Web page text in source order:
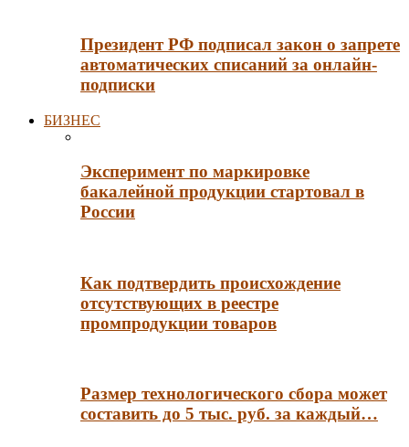
Президент РФ подписал закон о запрете
автоматических списаний за онлайн-
подписки
БИЗНЕС
Эксперимент по маркировке
бакалейной продукции стартовал в
России
Как подтвердить происхождение
отсутствующих в реестре
промпродукции товаров
Размер технологического сбора может
составить до 5 тыс. руб. за каждый…